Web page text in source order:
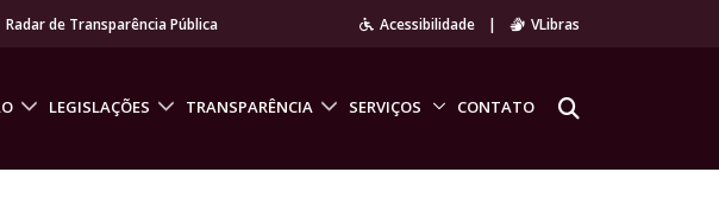
Radar de Transparência Pública Acessibilidade | VLibras
LEGISLAÇÕES TRANSPARÊNCIA SERVIÇOS CONTATO